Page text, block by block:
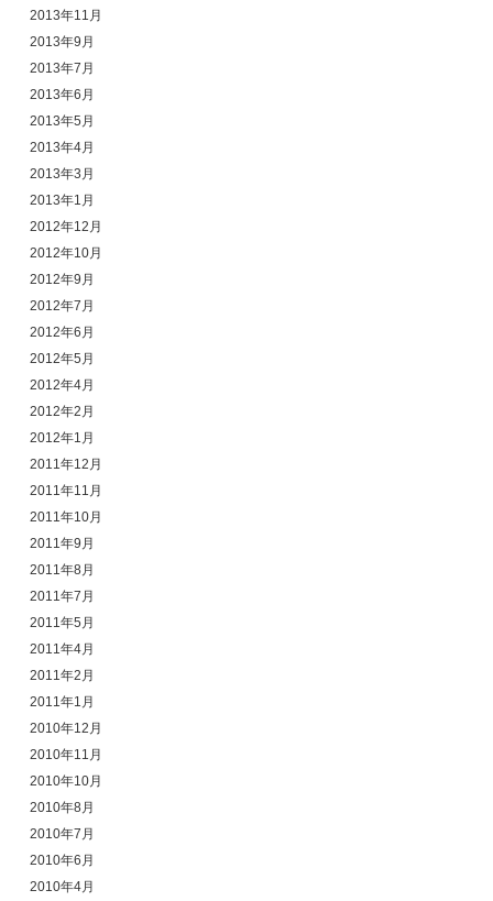
2013年11月
2013年9月
2013年7月
2013年6月
2013年5月
2013年4月
2013年3月
2013年1月
2012年12月
2012年10月
2012年9月
2012年7月
2012年6月
2012年5月
2012年4月
2012年2月
2012年1月
2011年12月
2011年11月
2011年10月
2011年9月
2011年8月
2011年7月
2011年5月
2011年4月
2011年2月
2011年1月
2010年12月
2010年11月
2010年10月
2010年8月
2010年7月
2010年6月
2010年4月